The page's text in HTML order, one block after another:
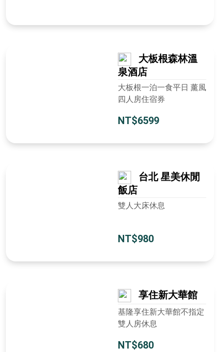
大板根森林溫
泉酒店
大板根一泊一食平日 薰風
四人房住宿券
NT$6599
台北 星美休閒
飯店
雙人大床休息
NT$980
享住新大華館
基隆享住新大華館不指定
雙人房休息
NT$680